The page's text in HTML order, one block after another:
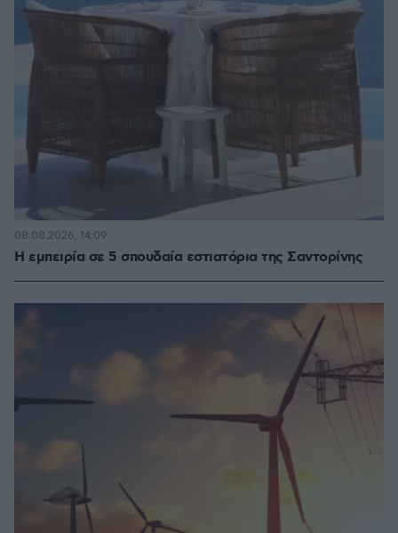
Η εμπειρία σε 5 σπουδαία εστιατόρια της Σαντορίνης
08.08.2026, 14:09